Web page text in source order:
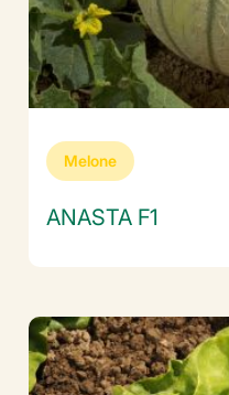
Melone
ANASTA F1